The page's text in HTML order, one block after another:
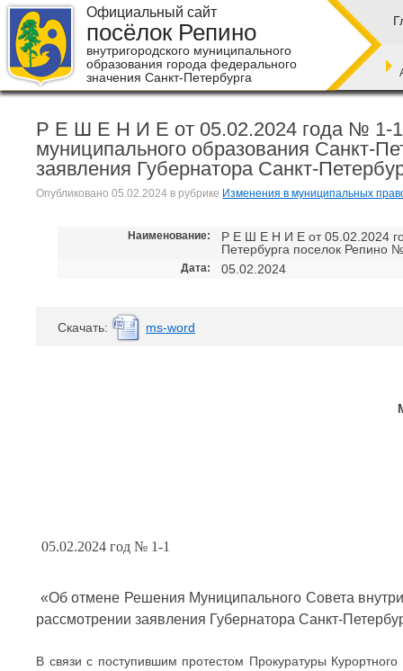
Официальный сайт
посёлок Репино
внутригородского муниципального
образования города федерального
значения Санкт-Петербурга
Р Е Ш Е Н И Е от 05.02.2024 года № 1-1
муниципального образования Санкт-
заявления Губернатора Санкт-
Опубликовано 05.02.2024 в рубрике Изменения в муниципальных
Наименование:
Р Е Ш Е Н И Е от 05.02.2024
Петербурга поселок Репино
Дата: 05.02.2024
Cкачать: ms-word
05.02.2024 год № 1-1
«Об отмене Решения Муниципального Совета
рассмотрении заявления Губернатора Санкт-
В связи с поступившим протестом Прокуратуры